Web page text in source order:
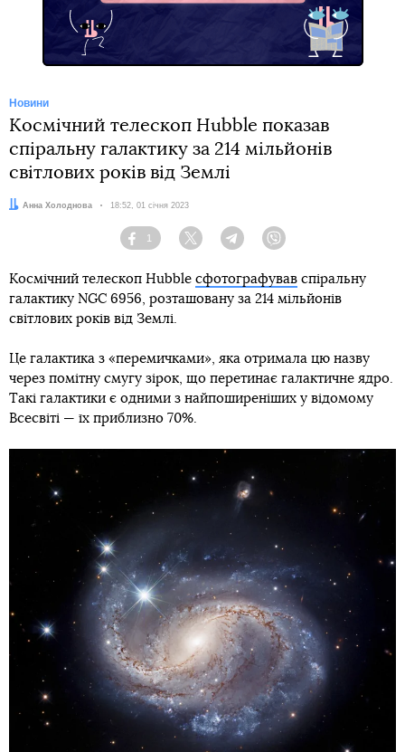
Новини
Космічний телескоп Hubble показав
спіральну галактику за 214 мільйонів
світлових років від Землі
Автор:
Анна Холоднова Дата:
18:52, 01 січня 2023
Facebook
1
Twitter TelegramViber
Космічний телескоп Hubble сфотографував спіральну
галактику NGC 6956, розташовану за 214 мільйонів
світлових років від Землі.
Це галактика з «перемичками», яка отримала цю назву
через помітну смугу зірок, що перетинає галактичне ядро.
Такі галактики є одними з найпоширеніших у відомому
Всесвіті — їх приблизно 70%.